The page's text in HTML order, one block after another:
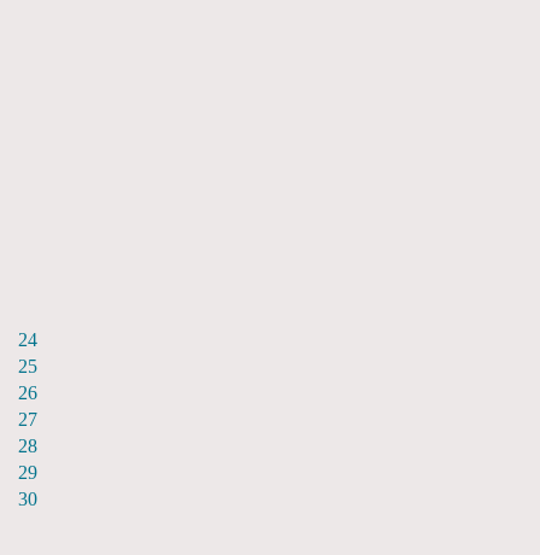
24
25
26
27
28
29
30